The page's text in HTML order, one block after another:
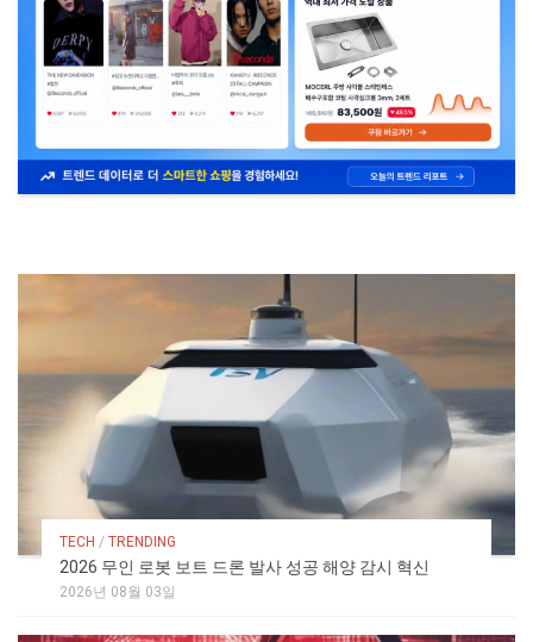
TECH / TRENDING
2026 무인 로봇 보트 드론 발사 성공 해양 감시 혁신
2026년 08월 03일